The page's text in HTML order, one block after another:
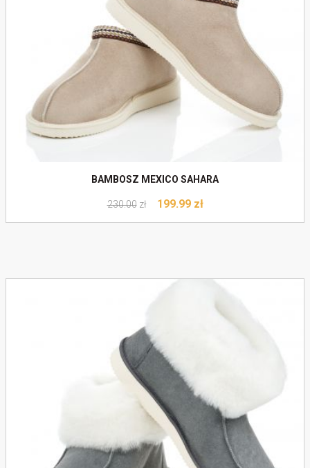
Do koszyka
Do koszyka
BAMBOSZ MEXICO SAHARA
230.00 zł 199.99 zł